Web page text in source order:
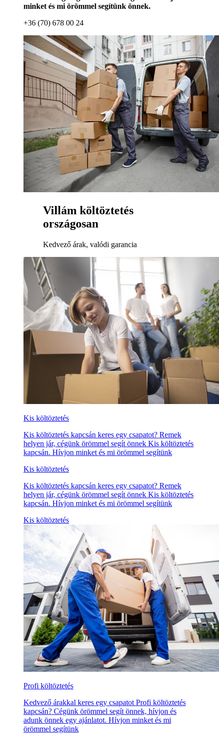
minket és mi örömmel segítünk önnek.
+36 (70) 678 00 24
Villám költöztetés
országosan
Kedvező árak, valódi garancia
Kis költöztetés
Kis költöztetés kapcsán keres egy csapatot? Remek
helyen jár, cégünk örömmel segít önnek Kis költöztetés
kapcsán. Hívjon minket és mi örömmel segítünk
Kis költöztetés
Kis költöztetés kapcsán keres egy csapatot? Remek
helyen jár, cégünk örömmel segít önnek Kis költöztetés
kapcsán. Hívjon minket és mi örömmel segítünk
Kis költöztetés
Profi költöztetés
Kedvező árakkal keres egy csapatot Profi költöztetés
kapcsán? Cégünk örömmel segít önnek, hívjon és
adunk önnek egy ajánlatot. Hívjon minket és mi
örömmel segítünk